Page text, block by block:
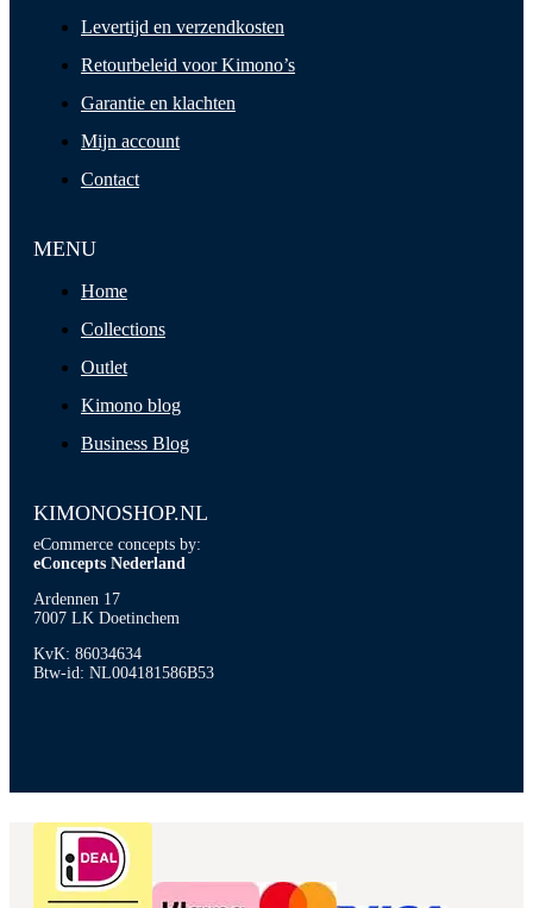
Levertijd en verzendkosten
Retourbeleid voor Kimono’s
Garantie en klachten
Mijn account
Contact
MENU
Home
Collections
Outlet
Kimono blog
Business Blog
KIMONOSHOP.NL
eCommerce concepts by:
eConcepts Nederland
Ardennen 17
7007 LK Doetinchem
KvK: 86034634
Btw-id: NL004181586B53